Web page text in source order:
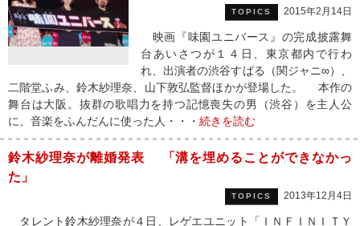
TOPICS 2015年2月14日
映画『味園ユニバース』の完成披露舞
台あいさつが１４日、東京都内で行わ
れ、出演者の渋谷すばる（関ジャニ∞）、
二階堂ふみ、鈴木紗理奈、山下敦弘監督ほかが登場した。 本作の
舞台は大阪。抜群の歌唱力を持つ記憶喪失の男（渋谷）を主人公
に、音楽をふんだんに使った人・・・ 続きを読む
鈴木紗理奈が離婚発表 「溝を埋めることができなかっ
た」
TOPICS 2013年12月4日
タレント鈴木紗理奈が４日、レゲエユニット「ＩＮＦＩＮＩＴＹ